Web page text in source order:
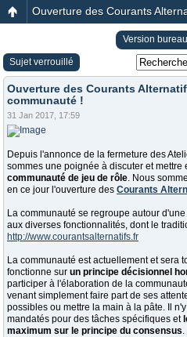
Ouverture des Courants
Version
Sujet verrouillé
Ouverture des Courants
communauté !
31 Jan 2017, 17:59
Depuis l'annonce de la fermeture des
sommes une poignée à discuter et mettre
communauté de jeu de rôle. Nous
en ce jour l'ouverture des Courants
La communauté se regroupe autour
aux diverses fonctionnalités, dont le
http://www.courantsalternatifs.fr
La communauté est actuellement et sera
fonctionne sur un principe décisionnel
participer à l'élaboration de la
venant simplement faire part de ses
possibles ou mettre la main à la pâte. Il
mandatés pour des tâches spécifiques et
maximum sur le principe du consensus.